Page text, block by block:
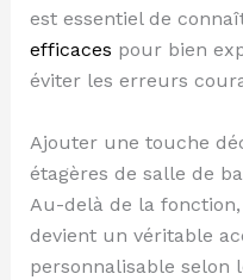
est essentiel de
efficaces pour bien
éviter les erreurs
Ajouter une touche
étagères de salle de
Au-delà de la fonction,
devient un véritable
personnalisable selon